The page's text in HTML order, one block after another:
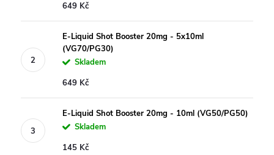
649 Kč
E-Liquid Shot Booster 20mg - 5x10ml
(VG70/PG30)
Skladem
649 Kč
E-Liquid Shot Booster 20mg - 10ml (VG50/PG50)
Skladem
145 Kč